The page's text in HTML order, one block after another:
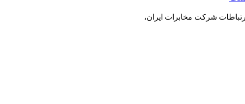
شرکت مخابرات ایران،